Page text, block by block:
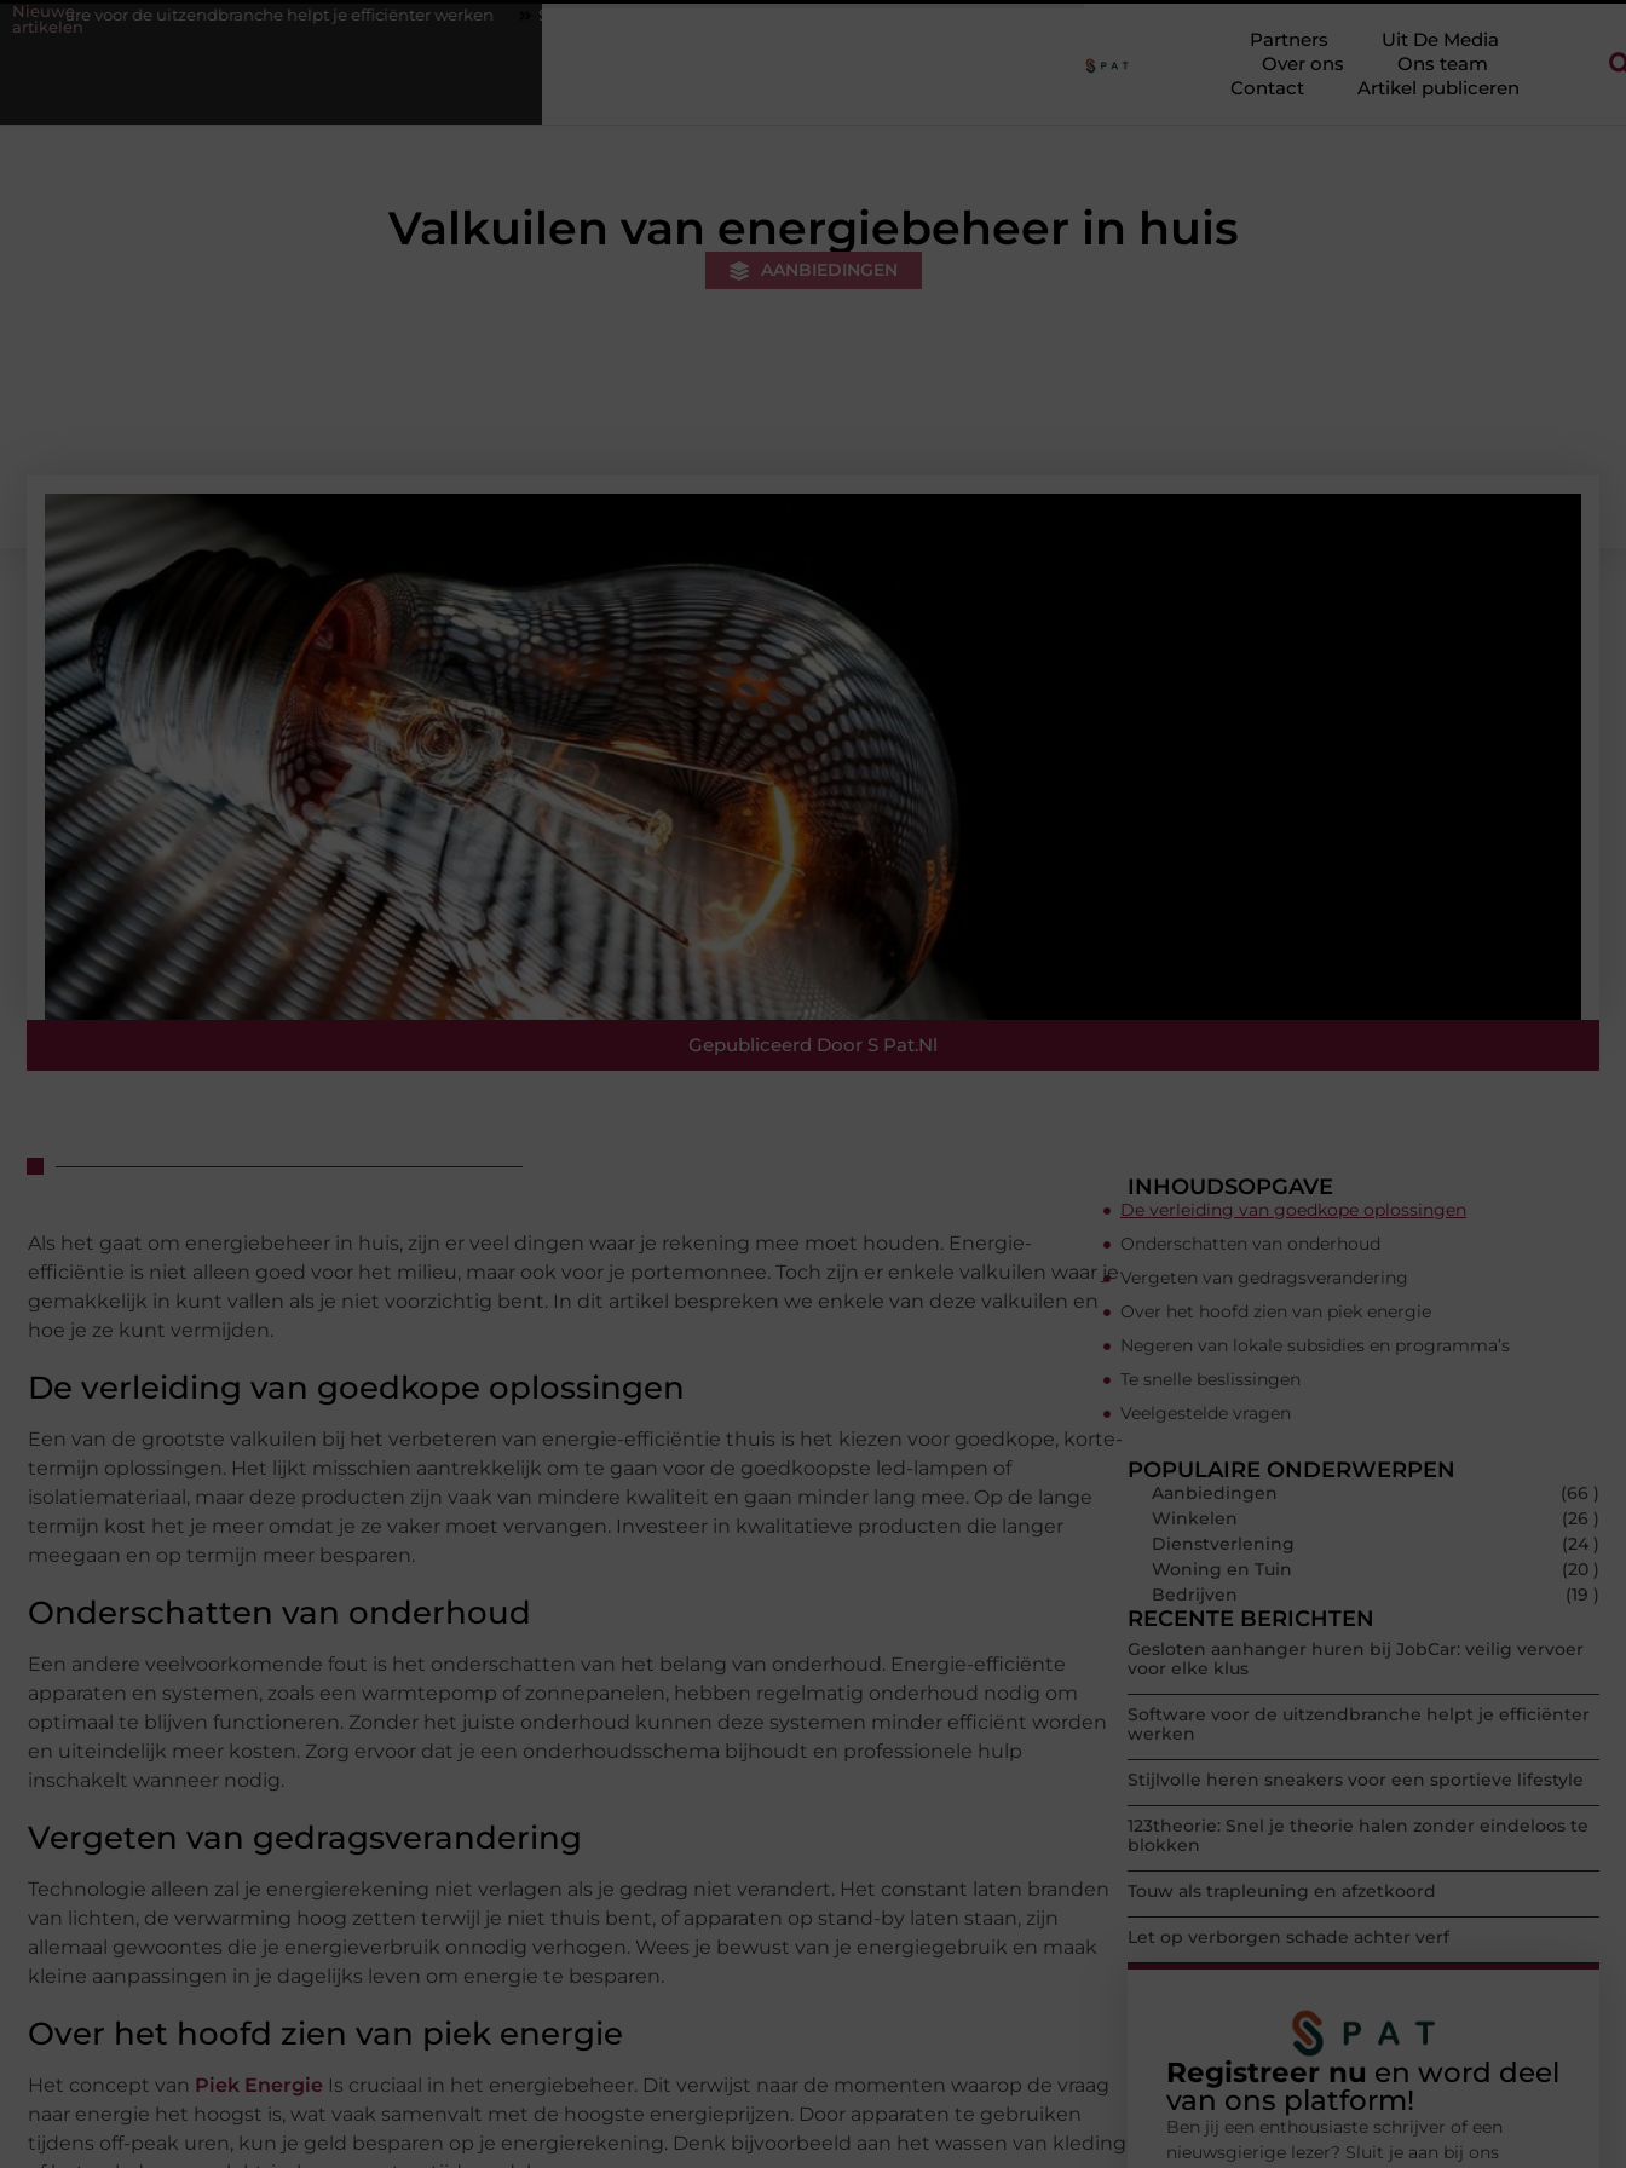
Nieuwe
artikelen
helpt je efficiënter werken Stijlvolle heren sneakers voor een sportieve lifestyle
Partners
Uit De Media
Over ons
Ons team
Contact
Artikel publiceren
Valkuilen van energiebeheer in huis
AANBIEDINGEN
Gepubliceerd Door S Pat.nl
Als het gaat om energiebeheer in huis, zijn er veel dingen waar je rekening mee moet houden. Energie-
efficiëntie is niet alleen goed voor het milieu, maar ook voor je portemonnee. Toch zijn er enkele valkuilen waar je
gemakkelijk in kunt vallen als je niet voorzichtig bent. In dit artikel bespreken we enkele van deze valkuilen en
hoe je ze kunt vermijden.
De verleiding van goedkope oplossingen
Een van de grootste valkuilen bij het verbeteren van energie-efficiëntie thuis is het kiezen voor goedkope, korte-
termijn oplossingen. Het lijkt misschien aantrekkelijk om te gaan voor de goedkoopste led-lampen of
isolatiemateriaal, maar deze producten zijn vaak van mindere kwaliteit en gaan minder lang mee. Op de lange
termijn kost het je meer omdat je ze vaker moet vervangen. Investeer in kwalitatieve producten die langer
meegaan en op termijn meer besparen.
Onderschatten van onderhoud
Een andere veelvoorkomende fout is het onderschatten van het belang van onderhoud. Energie-efficiënte
apparaten en systemen, zoals een warmtepomp of zonnepanelen, hebben regelmatig onderhoud nodig om
optimaal te blijven functioneren. Zonder het juiste onderhoud kunnen deze systemen minder efficiënt worden
en uiteindelijk meer kosten. Zorg ervoor dat je een onderhoudsschema bijhoudt en professionele hulp
inschakelt wanneer nodig.
Vergeten van gedragsverandering
Technologie alleen zal je energierekening niet verlagen als je gedrag niet verandert. Het constant laten branden
van lichten, de verwarming hoog zetten terwijl je niet thuis bent, of apparaten op stand-by laten staan, zijn
allemaal gewoontes die je energieverbruik onnodig verhogen. Wees je bewust van je energiegebruik en maak
kleine aanpassingen in je dagelijks leven om energie te besparen.
Over het hoofd zien van piek energie
Het concept van Piek Energie Is cruciaal in het energiebeheer. Dit verwijst naar de momenten waarop de vraag
naar energie het hoogst is, wat vaak samenvalt met de hoogste energieprijzen. Door apparaten te gebruiken
tijdens off-peak uren, kun je geld besparen op je energierekening. Denk bijvoorbeeld aan het wassen van kleding
INHOUDSOPGAVE
De verleiding van goedkope oplossingen
Onderschatten van onderhoud
Vergeten van gedragsverandering
Over het hoofd zien van piek energie
Negeren van lokale subsidies en programma’s
Te snelle beslissingen
Veelgestelde vragen
POPULAIRE ONDERWERPEN
Aanbiedingen
(66 )
Winkelen
(26 )
Dienstverlening
(24 )
Woning en Tuin
(20 )
Bedrijven
(19 )
RECENTE BERICHTEN
Gesloten aanhanger huren bij JobCar: veilig vervoer
voor elke klus
Software voor de uitzendbranche helpt je efficiënter
werken
Stijlvolle heren sneakers voor een sportieve lifestyle
123theorie: Snel je theorie halen zonder eindeloos te
blokken
Touw als trapleuning en afzetkoord
Let op verborgen schade achter verf
Registreer nu en word deel
van ons platform!
Ben jij een enthousiaste schrijver of een
nieuwsgierige lezer? Sluit je aan bij ons